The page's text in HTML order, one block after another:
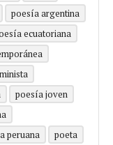
poesía argentina
ecuatoriana
poesía joven
peruana
poeta